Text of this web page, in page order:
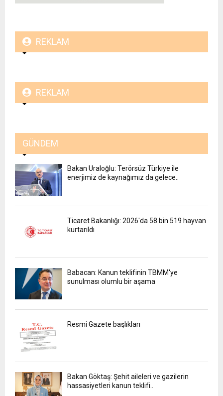
REKLAM
REKLAM
GÜNDEM
Bakan Uraloğlu: Terörsüz Türkiye ile
enerjimiz de kaynağımız da gelece..
Ticaret Bakanlığı: 2026'da 58 bin 519 hayvan
kurtarıldı
Babacan: Kanun teklifinin TBMM'ye
sunulması olumlu bir aşama
Resmi Gazete başlıkları
Bakan Göktaş: Şehit aileleri ve gazilerin
hassasiyetleri kanun teklifi..